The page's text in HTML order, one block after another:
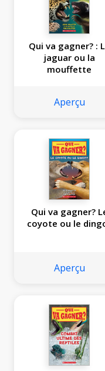
Qui va gagner? :
jaguar ou la
mouffette
Aperçu
Qui va gagner?
coyote ou le
Aperçu